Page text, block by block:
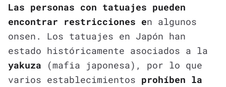
Las personas con tatuajes pueden
encontrar restricciones en algunos
onsen. Los tatuajes en Japón han
estado históricamente asociados a la
yakuza (mafia japonesa), por lo que
varios establecimientos prohíben la